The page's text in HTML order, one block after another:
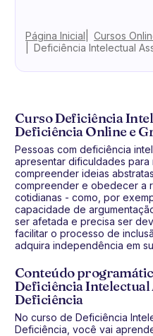
Página Inicial Cursos
Deficiência Intelectual
Curso Deficiência
Deficiência Online e
Pessoas com deficiência
apresentar dificuldades para
compreender ideias
compreender e obedecer a
cotidianas - como, por
capacidade de
ser afetada e precisa ser
facilitar o processo de
adquira independência em
Conteúdo
Deficiência Intelectual
Deficiência
No curso de Deficiência
Deficiência, você vai